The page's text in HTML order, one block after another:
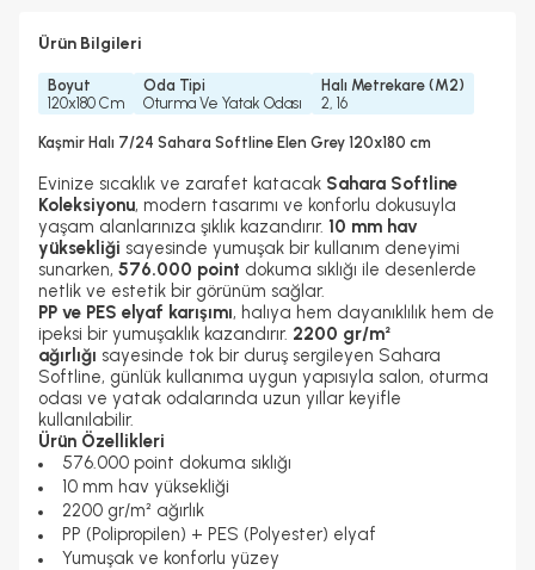
Ürün Bilgileri
Boyut
120x180 Cm
Oda Tipi
Oturma Ve Yatak Odası
Halı Metrekare (M2)
2, 16
Kaşmir Halı 7/24 Sahara Softline Elen Grey 120x180 cm
Evinize sıcaklık ve zarafet katacak Sahara Softline
Koleksiyonu, modern tasarımı ve konforlu dokusuyla
yaşam alanlarınıza şıklık kazandırır. 10 mm hav
yüksekliği sayesinde yumuşak bir kullanım deneyimi
sunarken, 576.000 point dokuma sıklığı ile desenlerde
netlik ve estetik bir görünüm sağlar.
PP ve PES elyaf karışımı, halıya hem dayanıklılık hem de
ipeksi bir yumuşaklık kazandırır. 2200 gr/m²
ağırlığı sayesinde tok bir duruş sergileyen Sahara
Softline, günlük kullanıma uygun yapısıyla salon, oturma
odası ve yatak odalarında uzun yıllar keyifle
kullanılabilir.
Ürün Özellikleri
576.000 point dokuma sıklığı
10 mm hav yüksekliği
2200 gr/m² ağırlık
PP (Polipropilen) + PES (Polyester) elyaf
Yumuşak ve konforlu yüzey